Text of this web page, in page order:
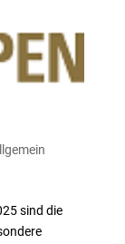
sind die